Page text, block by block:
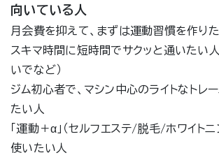
向いている人
月会費を抑えて、まずは運動習慣を作り
スキマ時間に短時間でサクッと通いたい人
いでなど）
ジム初心者で、マシン中心のライトなトレ
たい人
「運動＋α」（セルフエステ/脱毛/ホワイト
使いたい人